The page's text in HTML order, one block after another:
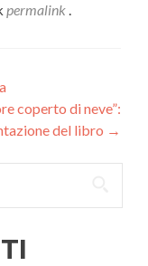
permalink .
coperto di neve”:
del libro →